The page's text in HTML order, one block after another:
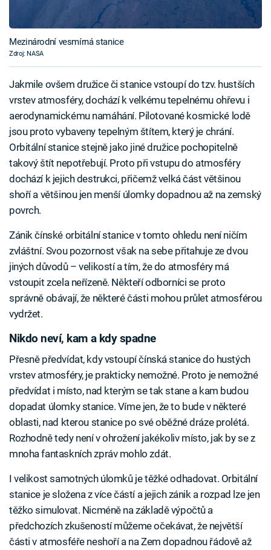
Mezinárodní vesmírná stanice
Zdroj: NASA
Jakmile ovšem družice či stanice vstoupí do tzv. hustších
vrstev atmosféry, dochází k velkému tepelnému ohřevu i
aerodynamickému namáhání. Pilotované kosmické lodě
jsou proto vybaveny tepelným štítem, který je chrání.
Orbitální stanice stejně jako jiné družice pochopitelně
takový štít nepotřebují. Proto při vstupu do atmosféry
dochází k jejich destrukci, přičemž velká část většinou
shoří a většinou jen menší úlomky dopadnou až na zemský
povrch.
Zánik čínské orbitální stanice v tomto ohledu není ničím
zvláštní. Svou pozornost však na sebe přitahuje ze dvou
jiných důvodů – velikostí a tím, že do atmosféry má
vstoupit zcela neřízeně. Někteří odborníci se proto
správně obávají, že některé části mohou průlet atmosférou
vydržet.
Nikdo neví, kam a kdy spadne
Přesně předvídat, kdy vstoupí čínská stanice do hustých
vrstev atmosféry, je prakticky nemožné. Proto je nemožné
předvídat i místo, nad kterým se tak stane a kam budou
dopadat úlomky stanice. Víme jen, že to bude v některé
oblasti, nad kterou stanice po své oběžné dráze prolétá.
Rozhodně tedy není v ohrožení jakékoliv místo, jak by se z
mnoha fantaskních zpráv mohlo zdát.
I velikost samotných úlomků je těžké odhadovat. Orbitální
stanice je složena z více částí a jejich zánik a rozpad lze jen
těžko simulovat. Nicméně na základě výpočtů a
předchozích zkušeností můžeme očekávat, že největší
části v atmosféře neshoří a na Zem dopadnou řádově až